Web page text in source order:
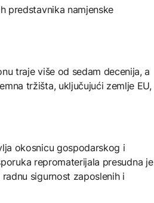
predstavnika namjenske
traje više od sedam decenija, a
tržišta, uključujući zemlje EU,
okosnicu gospodarskog i
repromaterijala presudna je
sigurnost zaposlenih i